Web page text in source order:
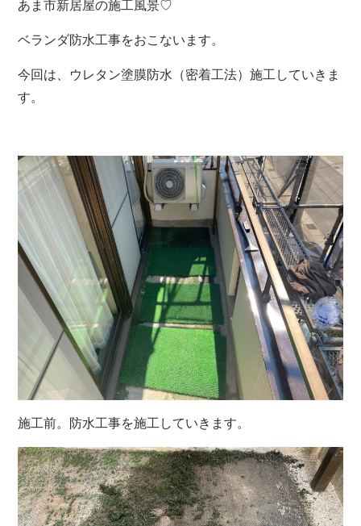
あま市新居屋の施工風景♡
ベランダ防水工事をおこないます。
今回は、ウレタン塗膜防水（密着工法）施工していきま
す。
施工前。防水工事を施工していきます。